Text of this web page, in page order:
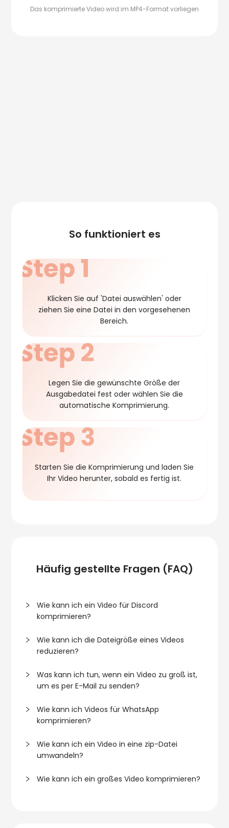
Das komprimierte Video wird im MP4-Format vorliegen
So funktioniert es
Klicken Sie auf 'Datei auswählen' oder
ziehen Sie eine Datei in den vorgesehenen
Bereich.
Legen Sie die gewünschte Größe der
Ausgabedatei fest oder wählen Sie die
automatische Komprimierung.
Starten Sie die Komprimierung und laden Sie
Ihr Video herunter, sobald es fertig ist.
Häufig gestellte Fragen (FAQ)
Wie kann ich ein Video für Discord
komprimieren?
Wie kann ich die Dateigröße eines Videos
reduzieren?
Was kann ich tun, wenn ein Video zu groß ist,
um es per E-Mail zu senden?
Wie kann ich Videos für WhatsApp
komprimieren?
Wie kann ich ein Video in eine zip-Datei
umwandeln?
Wie kann ich ein großes Video komprimieren?